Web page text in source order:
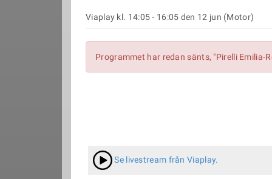
Viaplay kl. 14:05 - 16:05 den 12 jun (Motor)
Programmet har redan sänts, "Pirelli Emilia-
Se livestream från Viaplay.